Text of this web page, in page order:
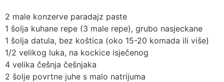
2 male konzerve paradajz paste
1 šolja kuhane repe (3 male repe), grubo nasjeckane
1 šolja datula, bez koštica (oko 15-20 komada ili više)
1/2 velikog luka, na kockice isječenog
4 velika češnja češnjaka
2 šolje povrtne juhe s malo natrijuma